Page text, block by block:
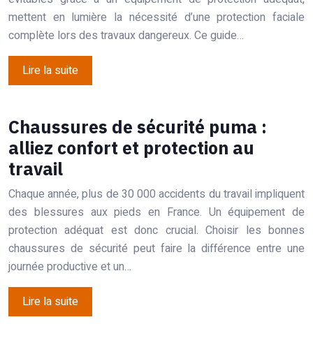
mettent en lumière la nécessité d’une protection faciale
complète lors des travaux dangereux. Ce guide…
Lire la suite
Chaussures de sécurité puma :
alliez confort et protection au
travail
Chaque année, plus de 30 000 accidents du travail impliquent
des blessures aux pieds en France. Un équipement de
protection adéquat est donc crucial. Choisir les bonnes
chaussures de sécurité peut faire la différence entre une
journée productive et un…
Lire la suite